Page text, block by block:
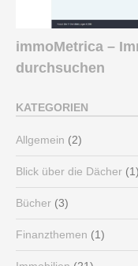
immoMetrica –
durchsuchen
KATEGORIEN
Allgemein (2)
Blick über die Dächer (1)
Bücher (3)
Finanzthemen (1)